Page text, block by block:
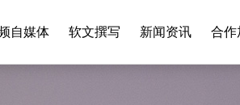
自媒体 软文撰写 新闻资讯 合作